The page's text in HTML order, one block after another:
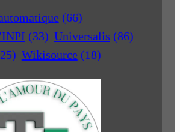
(66)
(33) Universalis (86)
Wikisource (18)